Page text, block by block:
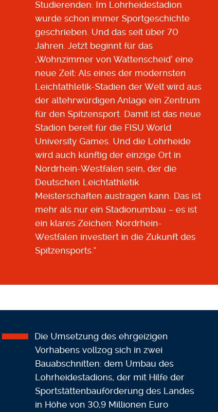
Studierenden: Im Lohrheidestadion
wurde schon immer Sportgeschichte
geschrieben. Und das seit über 70
Jahren. Jetzt beginnt für das
,Wohnzimmer von Wattenscheid‘ eine
neue Zeit: Als eines der modernsten
Leichtathletik-Stadien der Welt wird aus
der altehrwürdigen Anlage ein Zentrum
für den Spitzensport. Damit ist das neue
Stadion bereit für die FISU World
University Games. Und die Lohrheide
wird auch künftig der einzige Ort in
Nordrhein-Westfalen sein, der die
Deutschen Leichtathletik
Meisterschaften austragen kann. Das ist
mehr als nur ein Stadionumbau – es ist
ein klares Zeichen: Nordrhein-
Westfalen investiert in die Zukunft des
Spitzensports."
Die Umsetzung des ehrgeizigen
Vorhabens vollzog sich in zwei
Bauabschnitten: dem Umbau des
Lohrheidestadions, der mit Hilfe der
Sportstättenbauförderung des Landes
in Höhe von 30,9 Millionen Euro